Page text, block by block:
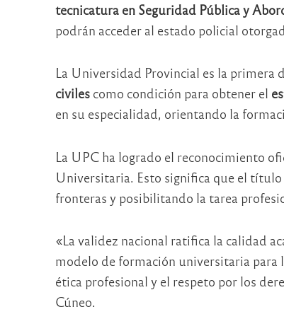
tecnicatura en Seguridad Pública y
podrán acceder al estado policial
La Universidad Provincial es la primera
civilescomo condición para obtener el
en su especialidad, orientando la
La UPC ha logrado el reconocimiento
Universitaria. Esto significa que el
fronteras y posibilitando la tarea
«La validez nacional ratifica la calidad
modelo de formación universitaria para
ética profesional y el respeto por los
Cúneo.